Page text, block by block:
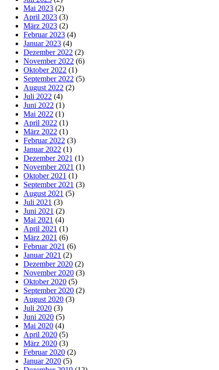
Mai 2023 (2)
April 2023 (3)
März 2023 (2)
Februar 2023 (4)
Januar 2023 (4)
Dezember 2022 (2)
November 2022 (6)
Oktober 2022 (1)
September 2022 (5)
August 2022 (2)
Juli 2022 (4)
Juni 2022 (1)
Mai 2022 (1)
April 2022 (1)
März 2022 (1)
Februar 2022 (3)
Januar 2022 (1)
Dezember 2021 (1)
November 2021 (1)
Oktober 2021 (1)
September 2021 (3)
August 2021 (5)
Juli 2021 (3)
Juni 2021 (2)
Mai 2021 (4)
April 2021 (1)
März 2021 (6)
Februar 2021 (6)
Januar 2021 (2)
Dezember 2020 (2)
November 2020 (3)
Oktober 2020 (5)
September 2020 (2)
August 2020 (3)
Juli 2020 (3)
Juni 2020 (5)
Mai 2020 (4)
April 2020 (5)
März 2020 (3)
Februar 2020 (2)
Januar 2020 (5)